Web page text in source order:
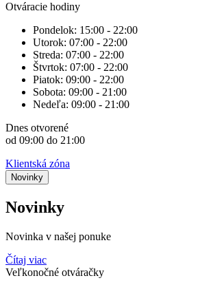
Otváracie hodiny
Pondelok: 15:00 - 22:00
Utorok: 07:00 - 22:00
Streda: 07:00 - 22:00
Štvrtok: 07:00 - 22:00
Piatok: 09:00 - 22:00
Sobota: 09:00 - 21:00
Nedeľa: 09:00 - 21:00
Dnes otvorené
od 09:00 do 21:00
Klientská zóna
Novinky
Novinky
Novinka v našej ponuke
Čítaj viac
Veľkonočné otváračky